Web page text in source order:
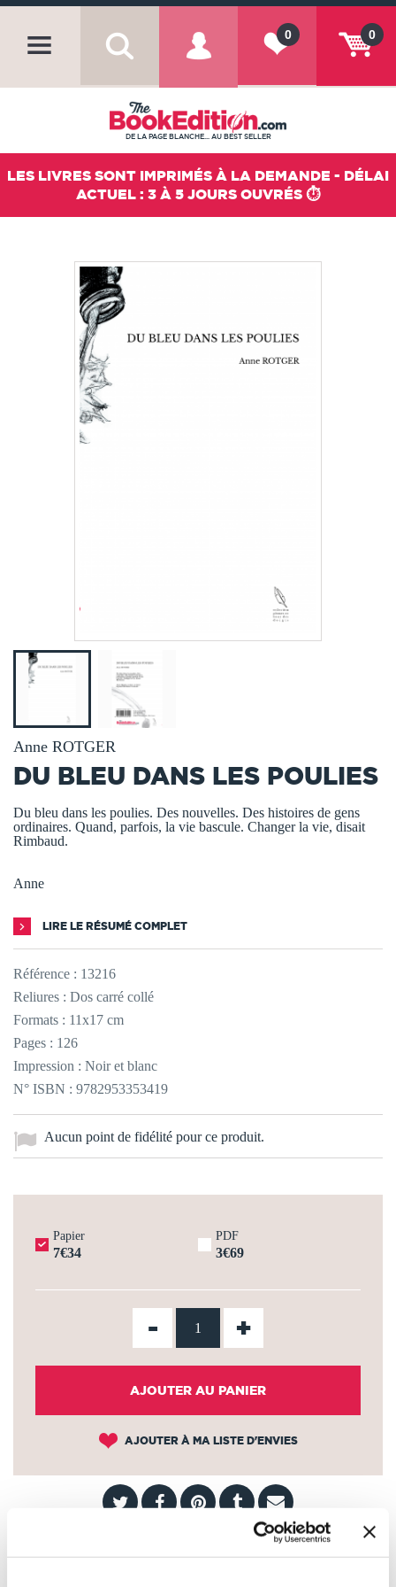
0
0
DE LA PAGE BLANCHE... AU BEST SELLER
LES LIVRES SONT IMPRIMÉS À LA DEMANDE - DÉLAI
ACTUEL : 3 À 5 JOURS OUVRÉS ⏱️
Anne ROTGER
DU BLEU DANS LES POULIES
Du bleu dans les poulies. Des nouvelles. Des histoires de gens
ordinaires. Quand, parfois, la vie bascule. Changer la vie, disait
Rimbaud.
Anne
LIRE LE RÉSUMÉ COMPLET
Référence : 13216
Reliures : Dos carré collé
Formats : 11x17 cm
Pages : 126
Impression : Noir et blanc
N° ISBN : 9782953353419
Aucun point de fidélité pour ce produit.
Papier
7€34
PDF
3€69
- +
AJOUTER AU PANIER
AJOUTER À MA LISTE D'ENVIES